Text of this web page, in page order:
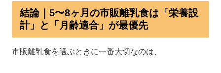
結論｜5〜8ヶ月の市販離乳食は「栄養設
計」と「月齢適合」が最優先
市販離乳食を選ぶときに一番大切なのは、